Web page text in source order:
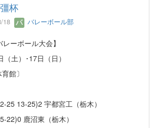
杯
18 バレーボール部
レーボール大会】
土）･17日（日）
館〕
25 13-25)2 宇都宮工（栃木）
22)0 鹿沼東（栃木）